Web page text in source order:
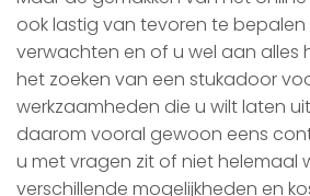
ook lastig van tevoren te bepalen
verwachten en of u wel aan alles
het zoeken van een stukadoor
werkzaamheden die u wilt laten
daarom vooral gewoon eens
u met vragen zit of niet helemaal
verschillende mogelijkheden en